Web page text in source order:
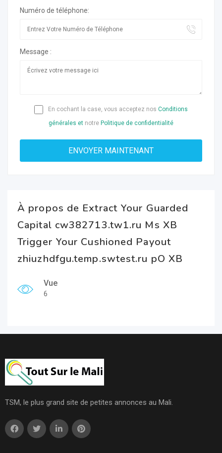
Numéro de téléphone:
Message :
En cochant la case, vous acceptez nos Conditions
générales et notre Politique de confidentialité
À propos de Extract Your Guarded
Capital cw382713.tw1.ru Ms XB
Trigger Your Cushioned Payout
zhiuzhdfgu.temp.swtest.ru pO XB
Vue
6
TSM, le plus grand site de petites annonces au Mali.